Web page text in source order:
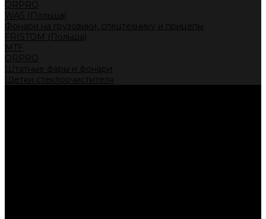
ORPRO
WAS (Польша)
Фонари на грузовики, спецтехнику и прицепы
FRISTOM (Польша)
MTF
ORPRO
Штатные фары и фонари
Щетки стеклоочистителя